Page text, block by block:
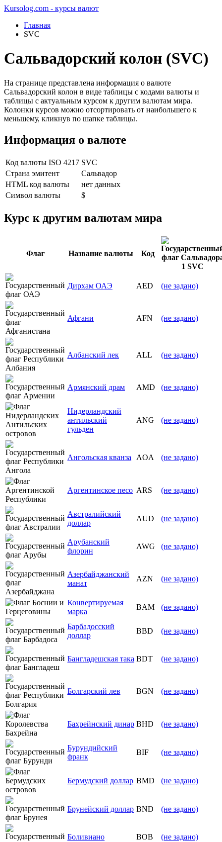
Kursolog.com - курсы валют
Главная
SVC
Сальвадорский колон (SVC)
На странице представлена информация о валюте
Сальвадорский колон в виде таблицы с кодами валюты и
таблицы с актуальным курсом к другим валютам мира.
Колонки курсов можно отсортировать от наибольшего к
меньшему, кликнув по шапке таблицы.
Информация о валюте
Код валюты ISO 4217 SVC
Страна эмитент
Сальвадор
HTML код валюты
нет данных
Символ валюты
$
Курс к другим валютам мира
Флаг Название валюты
Код
1 SVC
Дирхам ОАЭ AED (не задано)
Афгани AFN (не задано)
Албанский лек ALL (не задано)
Армянский драм AMD (не задано)
Нидерландский
антильский
гульден
ANG (не задано)
Ангольская кванза AOA (не задано)
Аргентинское песо ARS (не задано)
Австралийский
доллар
AUD (не задано)
Арубанский
флорин
AWG (не задано)
Азербайджанский
манат
AZN (не задано)
Конвертируемая
марка
BAM (не задано)
Барбадосский
доллар
BBD (не задано)
Бангладешская така BDT (не задано)
Болгарский лев BGN (не задано)
Бахрейнский динар BHD (не задано)
Бурундийский
франк
BIF (не задано)
Бермудский доллар BMD (не задано)
Брунейский доллар BND (не задано)
Боливиано BOB (не задано)